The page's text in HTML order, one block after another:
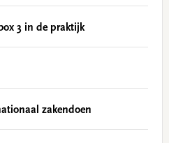
3 in de praktijk
zakendoen